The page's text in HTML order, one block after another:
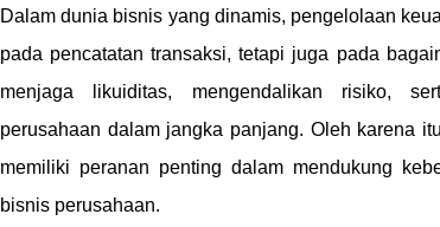
Dalam dunia bisnis yang dinamis, pengelolaan
pada pencatatan transaksi, tetapi juga pada
menjaga likuiditas, mengendalikan risiko,
perusahaan dalam jangka panjang. Oleh karena
memiliki peranan penting dalam mendukung
bisnis perusahaan.